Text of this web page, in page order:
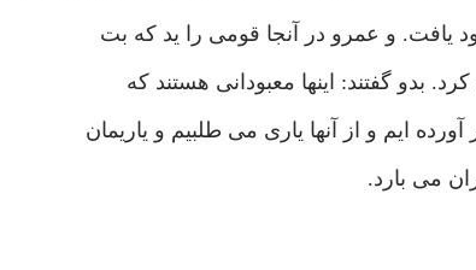
یافت. و عمرو در آنجا قومی را ید که بت
بدو گفتند: اینها معبودانی هستند که
ایم و از آنها یاری می طلبیم و یاریمان
می بارد.